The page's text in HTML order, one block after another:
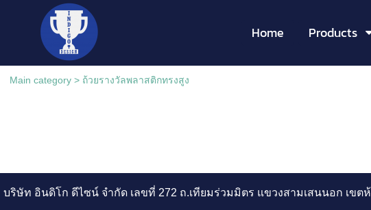
Home Products
Main category> ถ้วยรางวัลพลาสติกทรงสูง
บริษัท อินดิโก ดีไซน์ จำกัด เลขที่ 272 ถ.เทียมร่วมมิตร แขวงสามเสนนอก เขตห้